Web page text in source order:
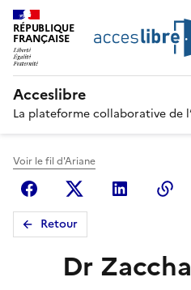
RÉPUBLIQUE
FRANÇAISE
Acceslibre
La plateforme collaborative de
Voir le fil d'Ariane
FacebookX Linkedin
Retour
Dr